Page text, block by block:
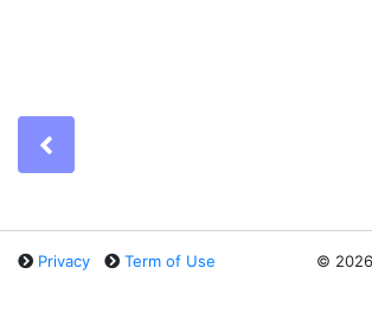
Privacy Term of Use ©